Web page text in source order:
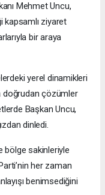
Mehmet Uncu,
kapsamlı ziyaret
bir araya
yerel dinamikleri
doğrudan çözümler
Başkan Uncu,
dinledi.
bölge sakinleriyle
her zaman
benimsediğini